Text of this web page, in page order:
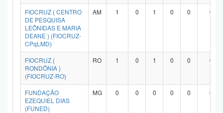
FIOCRUZ ( CENTRO
DE PESQUISA
LEÔNIDAS E MARIA
DEANE ) (FIOCRUZ-
CPqLMD)
AM 1 0 1 0 0 0
FIOCRUZ (
RONDÔNIA )
(FIOCRUZ-RO)
RO 1 0 1 0 0 0
FUNDAÇÃO
EZEQUIEL DIAS
(FUNED)
MG 0 0 0 0 0 0